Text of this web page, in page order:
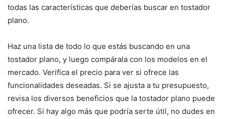
todas las características que deberías buscar en tostador
plano.
Haz una lista de todo lo que estás buscando en una
tostador plano, y luego compárala con los modelos en el
mercado. Verifica el precio para ver si ofrece las
funcionalidades deseadas. Si se ajusta a tu presupuesto,
revisa los diversos beneficios que la tostador plano puede
ofrecer. Si hay algo más que podría serte útil, no dudes en